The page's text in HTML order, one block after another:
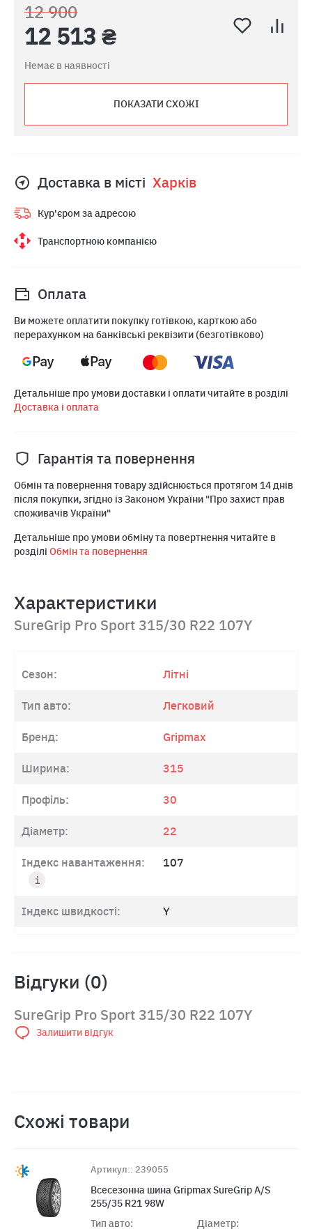
12 900
12 513 ₴
Немає в наявності
ПОКАЗАТИ СХОЖІ
Доставка в місті Харкiв
Кур'єром за адресою
Транспортною компанією
Оплата
Ви можете оплатити покупку готівкою, карткою або
перерахунком на банківські реквізити (безготівково)
Детальніше про умови доставки і оплати читайте в розділі
Доставка і оплата
Гарантія та повернення
Обмін та повернення товару здійснюється протягом 14 днів
після покупки, згідно із Законом України "Про захист прав
споживачів України"
Детальніше про умови обміну та повертнення читайте в
розділі Обмін та повернення
Характеристики
SureGrip Pro Sport 315/30 R22 107Y
Сезон: Літні
Тип авто: Легковий
Бренд: Gripmax
Ширина: 315
Профіль: 30
Діаметр: 22
Індекс навантаження: 107
Індекс швидкості: Y
Відгуки (0)
SureGrip Pro Sport 315/30 R22 107Y
Залишити відгук
Схожі товари
Артикул:: 239055
Всесезонна шина Gripmax SureGrip A/S
255/35 R21 98W
Тип авто:
Діаметр: